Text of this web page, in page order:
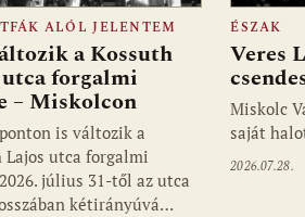
ALÓL JELENTEM
a Kossuth
forgalmi
– Miskolcon
is változik a
Lajos utca forgalmi
július 31-től az utca
kétirányúvá…
ÉSZAK
Veres
Miskolc
saját
2026.07.28.